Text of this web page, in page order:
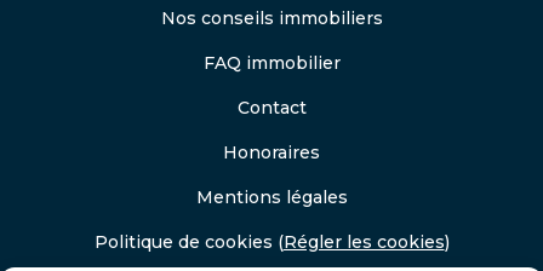
Nos conseils immobiliers
FAQ immobilier
Contact
Honoraires
Mentions légales
Politique de cookies (Régler les cookies)